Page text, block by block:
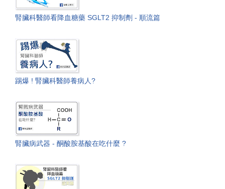
腎臟科醫師看降血糖藥 SGLT2 抑制劑 - 順流篇
踢爆 ! 腎臟科醫師養病人?
腎臟病武器 - 酮酸胺基酸在吃什麼 ?